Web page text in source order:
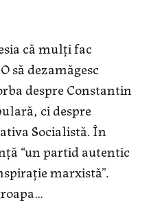
că mulți fac
să dezamăgesc
despre Constantin
ci despre
Socialistă. În
“un partid autentic
marxistă”.